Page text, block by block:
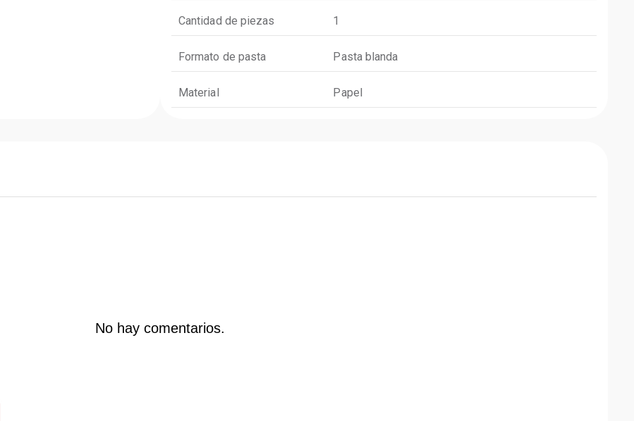
Cantidad de piezas 1
Formato de pasta Pasta blanda
Material Papel
No hay comentarios.